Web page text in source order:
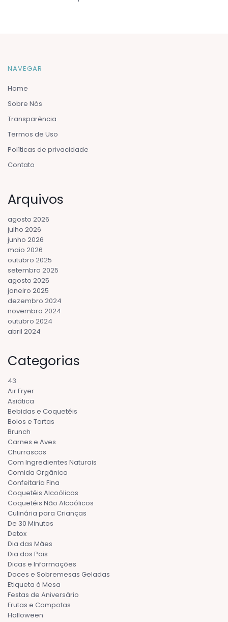
NAVEGAR
Home
Sobre Nós
Transparência
Termos de Uso
Políticas de privacidade
Contato
Arquivos
agosto 2026
julho 2026
junho 2026
maio 2026
outubro 2025
setembro 2025
agosto 2025
janeiro 2025
dezembro 2024
novembro 2024
outubro 2024
abril 2024
Categorias
43
Air Fryer
Asiática
Bebidas e Coquetéis
Bolos e Tortas
Brunch
Carnes e Aves
Churrascos
Com Ingredientes Naturais
Comida Orgânica
Confeitaria Fina
Coquetéis Alcoólicos
Coquetéis Não Alcoólicos
Culinária para Crianças
De 30 Minutos
Detox
Dia das Mães
Dia dos Pais
Dicas e Informações
Doces e Sobremesas Geladas
Etiqueta à Mesa
Festas de Aniversário
Frutas e Compotas
Halloween